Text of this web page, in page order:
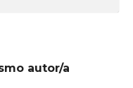
autor/a